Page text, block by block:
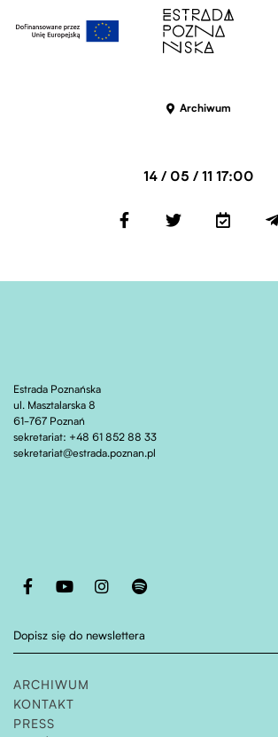
Archiwum
14 / 05 / 11 17:00
Estrada Poznańska
ul. Masztalarska 8
61-767 Poznań
sekretariat: +48 61 852 88 33
sekretariat@estrada.poznan.pl
Otwiera stronę w nowej karcie
Otwiera stronę w nowej karcie
Otwiera stronę w nowej karcie
Otwiera stronę w nowej karcie
Dopisz się do newslettera
ARCHIWUM
KONTAKT
PRESS